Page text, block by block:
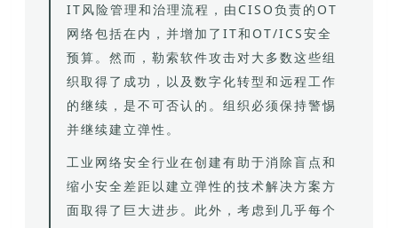
IT风险管理和治理流程，由CISO负责的OT
网络包括在内，并增加了IT和OT/ICS安全
预算。然而，勒索软件攻击对大多数这些组
织取得了成功，以及数字化转型和远程工作
的继续，是不可否认的。组织必须保持警惕
并继续建立弹性。
工业网络安全行业在创建有助于消除盲点和
缩小安全差距以建立弹性的技术解决方案方
面取得了巨大进步。此外，考虑到几乎每个